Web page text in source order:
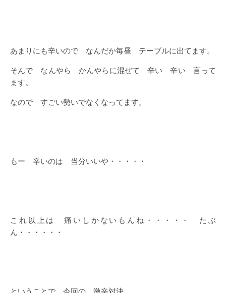
あまりにも辛いので なんだか毎昼 テーブルに出てます。
そんで なんやら かんやらに混ぜて 辛い 辛い 言って
ます。
なので すごい勢いでなくなってます。
もー 辛いのは 当分いいや・・・・・
これ以上は 痛いしかないもんね・・・・・ たぶ
ん・・・・・・
ということで 今回の 激辛対決